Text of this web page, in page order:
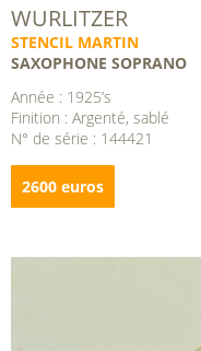
WURLITZER
STENCIL MARTIN
SAXOPHONE SOPRANO
Année : 1925’s
Finition : Argenté, sablé
N° de série : 144421
2600 euros